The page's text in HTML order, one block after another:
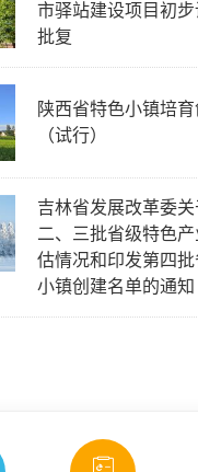
市驿站建设项目初
批复
陕西省特色小镇培
（试行）
吉林省发展改革委关
二、三批省级特色
估情况和印发第四
小镇创建名单的通知